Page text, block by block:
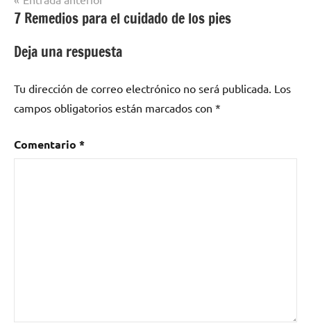
de
entradas
7 Remedios para el cuidado de los pies
Deja una respuesta
Tu dirección de correo electrónico no será publicada. Los
campos obligatorios están marcados con *
Comentario *